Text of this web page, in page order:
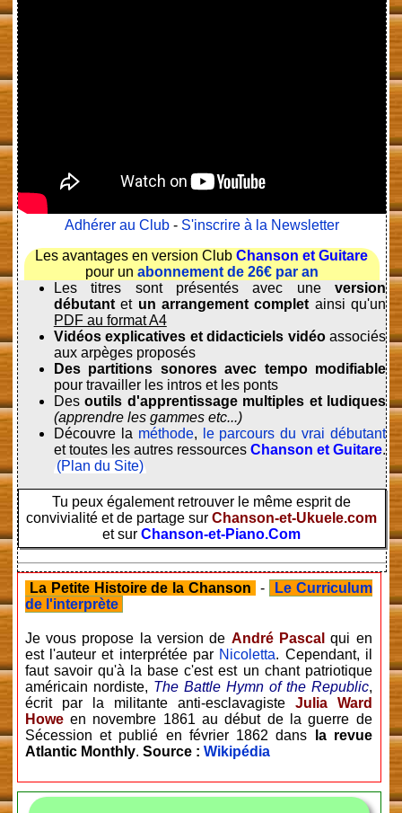
Adhérer au Club - S'inscrire à la Newsletter
Les avantages en version ClubChanson et Guitare
pour un abonnement de 26€ par an
Les titres sont présentés avec uneversion
débutantet un arrangement complet ainsi qu'un
PDF au format A4
Vidéos explicatives et didacticiels vidéoassociés
aux arpèges proposés
Des partitions sonores avec tempo modifiable
pour travailler les intros et les ponts
Desoutils d'apprentissage multiples et ludiques
(apprendre les gammes etc...)
Découvre la méthode,
le parcours du vrai débutant
et toutes les autres ressourcesChanson et Guitare.
(Plan du Site)
Tu peux également retrouver le même esprit de
convivialité et de partage surChanson-et-Ukuele.com
et surChanson-et-Piano.Com
La Petite Histoire de la Chanson -
Le Curriculum
de l'interprète
Je vous propose la version de André Pascal qui en
est l'auteur et interprétée par Nicoletta. Cependant, il
faut savoir qu'à la base c'est est un chant patriotique
américain nordiste, The Battle Hymn of the Republic,
écrit par la militante anti-esclavagiste Julia Ward
Hoween novembre 1861 au début de la guerre de
Sécession et publié en février 1862 dans
la revue
Atlantic Monthly. Source : Wikipédia